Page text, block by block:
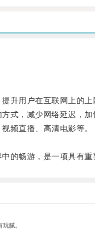
用户在互联网上的上
，减少网络延迟，加
频直播、高清电影等。
畅游，是一项具有重
腻。